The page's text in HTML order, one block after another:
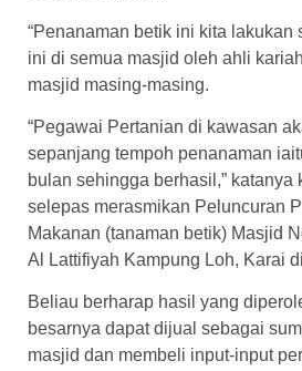
“Penanaman betik ini kita lakukan
ini di semua masjid oleh ahli
masjid masing-masing.
“Pegawai Pertanian di kawasan
sepanjang tempoh penanaman
bulan sehingga berhasil,” katanya
selepas merasmikan Peluncuran
Makanan (tanaman betik) Masjid
Al Lattifiyah Kampung Loh, Karai
Beliau berharap hasil yang
besarnya dapat dijual sebagai
masjid dan membeli input-input